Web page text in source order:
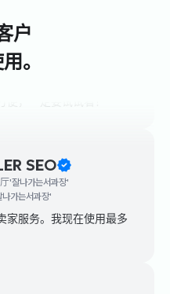
户
。
，而且实际能够退款，不
'잘나가는서과장'
가는서과장'
家服务。我现在使用最多
退还差价这件事我是第